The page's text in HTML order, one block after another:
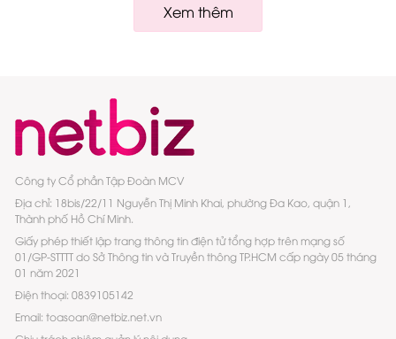
Xem thêm
Công ty Cổ phần Tập Đoàn MCV
Địa chỉ: 18bis/22/11 Nguyễn Thị Minh Khai, phường Đa Kao, quận 1,
Thành phố Hồ Chí Minh.
Giấy phép thiết lập trang thông tin điện tử tổng hợp trên mạng số
01/GP-STTTT do Sở Thông tin và Truyền thông TP.HCM cấp ngày 05 tháng
01 năm 2021
Điện thoại: 0839105142
Email: toasoan@netbiz.net.vn